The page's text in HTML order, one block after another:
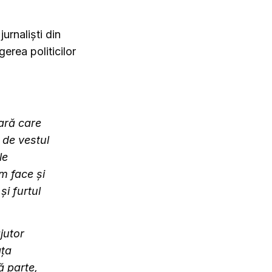
din
politicilor
care
vestul
face și
furtul
parte,